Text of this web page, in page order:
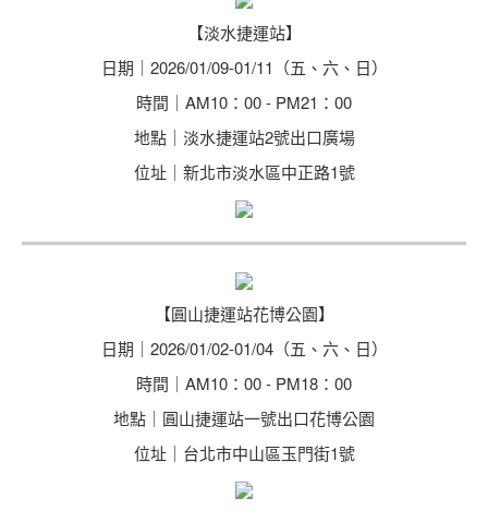
【淡水捷運站】
日期｜2026/01/09-01/11（五、六、日）
時間｜AM10：00 - PM21：00
地點｜淡水捷運站2號出口廣場
位址｜新北市淡水區中正路1號
【圓山捷運站花博公園】
日期｜2026/01/02-01/04（五、六、日）
時間｜AM10：00 - PM18：00
地點｜圓山捷運站一號出口花博公園
位址｜台北市中山區玉門街1號